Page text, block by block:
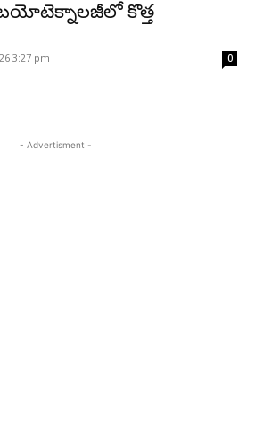
బయోటెక్నాలజీలో కొత్త
3:27 pm 0
- Advertisment -